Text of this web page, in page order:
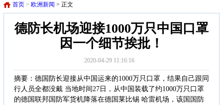
首页 > 欧洲新闻 > 正文
德防长机场迎接1000万只中国口罩
因一个细节挨批！
2020-04-29 11:16:16
摘要：德国防长迎接从中国运来的1000万只口罩，结果自己跟同
行人员全都没戴 当地时间27日，从中国装载了约1000万只口罩
的德国联邦国防军货机降落在德国莱比锡 哈雷机场，该国国防